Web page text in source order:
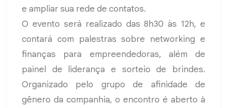
e ampliar sua rede de contatos.
O evento será realizado das 8h30 às 12h, e
contará com palestras sobre networking e
finanças para empreendedoras, além de
painel de liderança e sorteio de brindes.
Organizado pelo grupo de afinidade de
gênero da companhia, o encontro é aberto à